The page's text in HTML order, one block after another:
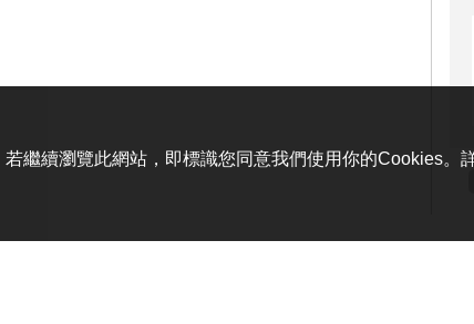
繼續瀏覽此網站，即標識您同意我們使用你的Cookies。